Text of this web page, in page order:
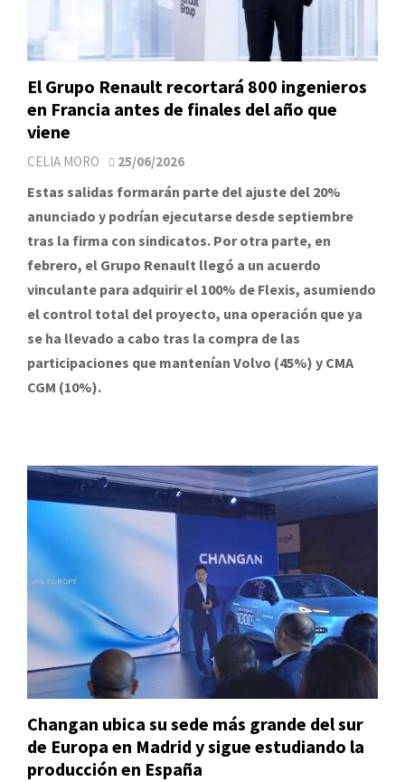
El Grupo Renault recortará 800 ingenieros
en Francia antes de finales del año que
viene
CELIA MORO 25/06/2026
Estas salidas formarán parte del ajuste del 20%
anunciado y podrían ejecutarse desde septiembre
tras la firma con sindicatos. Por otra parte, en
febrero, el Grupo Renault llegó a un acuerdo
vinculante para adquirir el 100% de Flexis, asumiendo
el control total del proyecto, una operación que ya
se ha llevado a cabo tras la compra de las
participaciones que mantenían Volvo (45%) y CMA
CGM (10%).
Changan ubica su sede más grande del sur
de Europa en Madrid y sigue estudiando la
producción en España